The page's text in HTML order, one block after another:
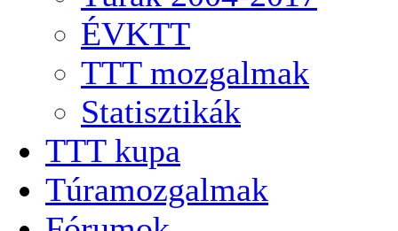
ÉVKTT
TTT mozgalmak
Statisztikák
TTT kupa
Túramozgalmak